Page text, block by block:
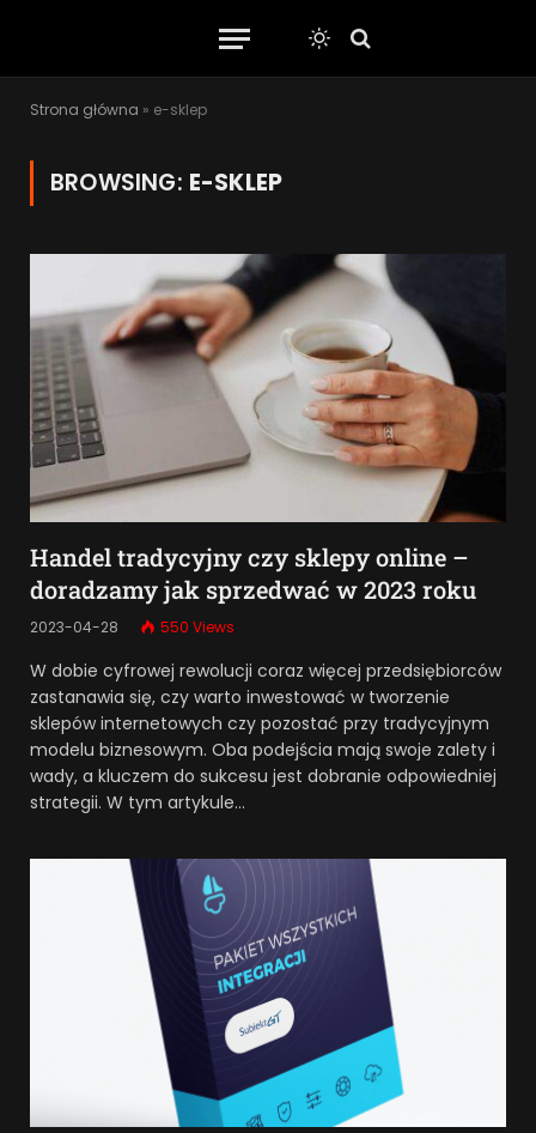
Strona główna » e-sklep
BROWSING: E-SKLEP
Handel tradycyjny czy sklepy online –
doradzamy jak sprzedwać w 2023 roku
2023-04-28 550 Views
W dobie cyfrowej rewolucji coraz więcej przedsiębiorców
zastanawia się, czy warto inwestować w tworzenie
sklepów internetowych czy pozostać przy tradycyjnym
modelu biznesowym. Oba podejścia mają swoje zalety i
wady, a kluczem do sukcesu jest dobranie odpowiedniej
strategii. W tym artykule…